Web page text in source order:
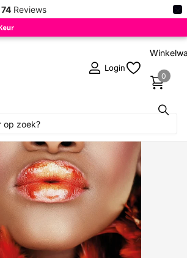
74 Reviews ×
Login
0